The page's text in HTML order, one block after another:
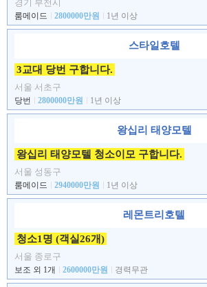
경기 부천시
룸메이드 2800000만원 1년 이상
스타일호텔
3교대 당번 구합니다.
서울 서초구
당번 2800000만원 1년 이상
왕십리 태양모텔
왕십리 태양모텔 청소이모 구합니다.
서울 성동구
룸메이드 2940000만원 1년 이상
레몬트리호텔
청소1명 (객실26개)
서울 종로구
보조 외 1개 2600000만원 경력무관